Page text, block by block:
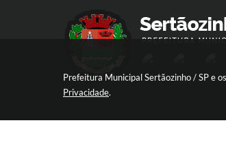
Prefeitura Municipal Sertãozinho / SP e
Privacidade.